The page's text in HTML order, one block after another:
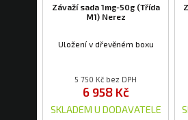
Závaží sada 1mg-50g (Třída
M1) Nerez
Uložení v dřevěném boxu
5 750 Kč bez DPH
6 958 Kč
SKLADEM U DODAVATELE